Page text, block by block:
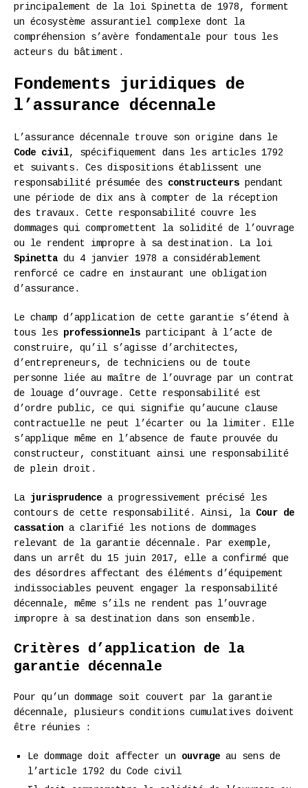
principalement de la loi Spinetta de 1978, forment
un écosystème assurantiel complexe dont la
compréhension s’avère fondamentale pour tous les
acteurs du bâtiment.
Fondements juridiques de
l’assurance décennale
L’assurance décennale trouve son origine dans le
Code civil, spécifiquement dans les articles 1792
et suivants. Ces dispositions établissent une
responsabilité présumée des constructeurs pendant
une période de dix ans à compter de la réception
des travaux. Cette responsabilité couvre les
dommages qui compromettent la solidité de l’ouvrage
ou le rendent impropre à sa destination. La loi
Spinetta du 4 janvier 1978 a considérablement
renforcé ce cadre en instaurant une obligation
d’assurance.
Le champ d’application de cette garantie s’étend à
tous les professionnels participant à l’acte de
construire, qu’il s’agisse d’architectes,
d’entrepreneurs, de techniciens ou de toute
personne liée au maître de l’ouvrage par un contrat
de louage d’ouvrage. Cette responsabilité est
d’ordre public, ce qui signifie qu’aucune clause
contractuelle ne peut l’écarter ou la limiter. Elle
s’applique même en l’absence de faute prouvée du
constructeur, constituant ainsi une responsabilité
de plein droit.
La jurisprudence a progressivement précisé les
contours de cette responsabilité. Ainsi, la Cour de
cassation a clarifié les notions de dommages
relevant de la garantie décennale. Par exemple,
dans un arrêt du 15 juin 2017, elle a confirmé que
des désordres affectant des éléments d’équipement
indissociables peuvent engager la responsabilité
décennale, même s’ils ne rendent pas l’ouvrage
impropre à sa destination dans son ensemble.
Critères d’application de la
garantie décennale
Pour qu’un dommage soit couvert par la garantie
décennale, plusieurs conditions cumulatives doivent
être réunies :
Le dommage doit affecter un ouvrage au sens de
l’article 1792 du Code civil